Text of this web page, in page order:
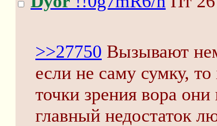
>>27750 Вызывают
если не саму сумку,
точки зрения вора
главный недостаток